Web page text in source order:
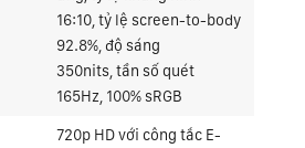
16:10, tỷ lệ screen-to-body
92.8%, độ sáng
350nits, tần số quét
165Hz, 100% sRGB
720p HD với công tắc E-